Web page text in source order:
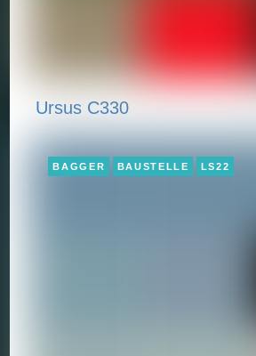
Ursus C330
BAGGER BAUSTELLE LS22